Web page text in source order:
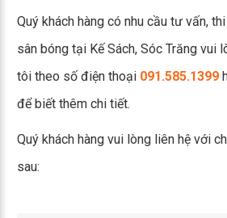
Quý khách hàng có nhu cầu tư vấn,
sân bóng tại Kế Sách, Sóc Trăng vui
tôi theo số điện thoại 091.585.1399
để biết thêm chi tiết.
Quý khách hàng vui lòng liên hệ với
sau: